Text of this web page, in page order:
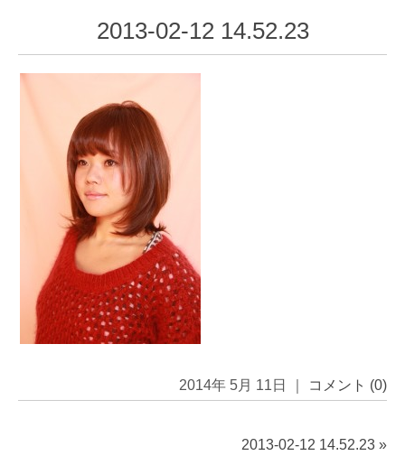
2013-02-12 14.52.23
2014年 5月 11日 ｜ コメント (0)
2013-02-12 14.52.23 »